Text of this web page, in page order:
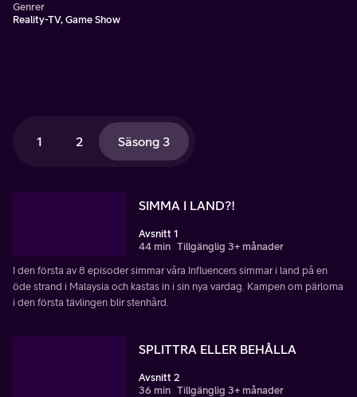
Genrer
Reality-TV, Game Show
1 2 Säsong 3
SIMMA I LAND?!
Avsnitt 1
44 min Tillgänglig 3+ månader
I den första av 8 episoder simmar våra Influencers simmar i land på en
öde strand i Malaysia och kastas in i sin nya vardag. Kampen om pärlorna
i den första tävlingen blir stenhård.
SPLITTRA ELLER BEHÅLLA
Avsnitt 2
36 min Tillgänglig 3+ månader